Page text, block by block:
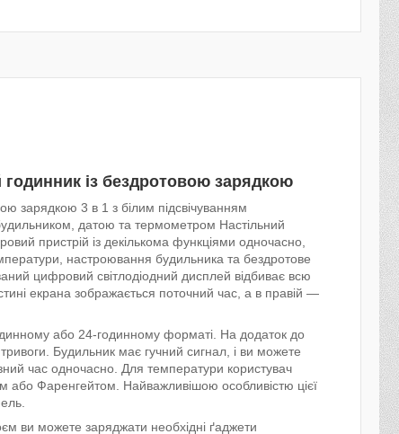
годинник із бездротовою зарядкою
зарядкою 3 в 1 з білим підсвічуванням
датою та термометром Настільний
пристрій із декількома функціями одночасно,
настроювання будильника та бездротове
цифровий світлодіодний дисплей відбиває всю
екрана зображається поточний час, а в правій —
або 24-годинному форматі. На додаток до
Будильник має гучний сигнал, і ви можете
час одночасно. Для температури користувач
або Фаренгейтом. Найважливішою особливістю цієї
ви можете заряджати необхідні ґаджети